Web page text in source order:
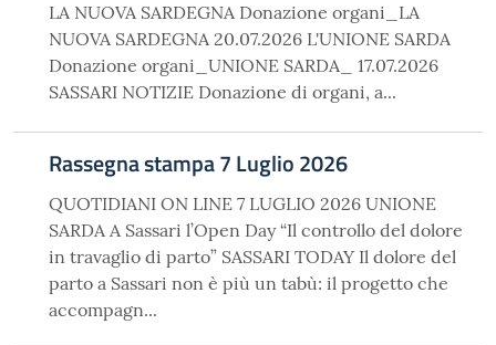
LA NUOVA SARDEGNA Donazione organi_LA
NUOVA SARDEGNA 20.07.2026 L'UNIONE SARDA
Donazione organi_UNIONE SARDA_ 17.07.2026
SASSARI NOTIZIE Donazione di organi, a...
Rassegna stampa 7 Luglio 2026
QUOTIDIANI ON LINE 7 LUGLIO 2026 UNIONE
SARDA A Sassari l’Open Day “Il controllo del dolore
in travaglio di parto” SASSARI TODAY Il dolore del
parto a Sassari non è più un tabù: il progetto che
accompagn...